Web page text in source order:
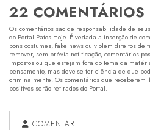
22 COMENTÁRIOS
Os comentários são de responsabilidade de
do Portal Patos Hoje. É vedada a inserção de
bons costumes, fake news ou violem direitos de
remover, sem prévia notificação, comentários
impostos ou que estejam fora do tema da
pensamento, mas deve-se ter ciência de que
criminalmente! Os comentários que receberem
positivos serão retirados do Portal.
COMENTAR